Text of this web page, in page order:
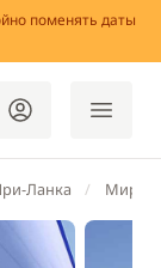
поменять даты
Ланка